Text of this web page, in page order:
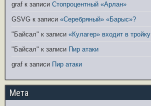
graf к записи Стопроцентный «Арлан»
GSVG к записи «Серебряный» «Барыс»?
"Байсал" к записи «Кулагер» входит в тройку
"Байсал" к записи Пир атаки
graf к записи Пир атаки
Мета